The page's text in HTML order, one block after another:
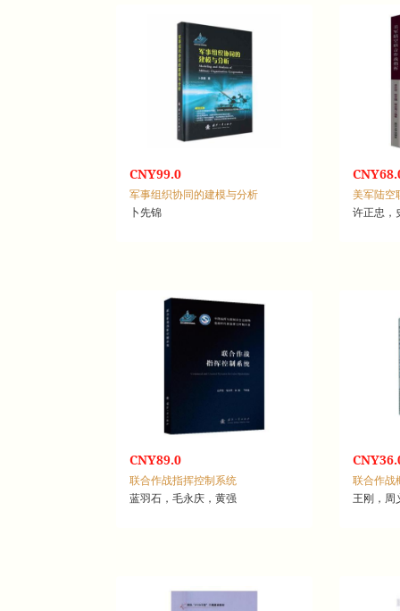
CNY99.0
军事组织协同的建模与分析
卜先锦
美军陆空
许正忠，
CNY89.0
联合作战指挥控制系统
蓝羽石，毛永庆，黄强
联合作战
王刚，周